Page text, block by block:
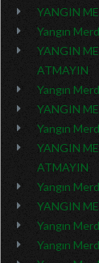
YANGIN
Yangın
YANGIN
ATMAYIN
Yangın
YANGIN
Yangın
YANGIN
ATMAYIN
Yangın
YANGIN
Yangın
Yangın